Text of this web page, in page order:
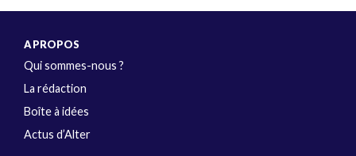
A PROPOS
Qui sommes-nous ?
La rédaction
Boîte à idées
Actus d’Alter